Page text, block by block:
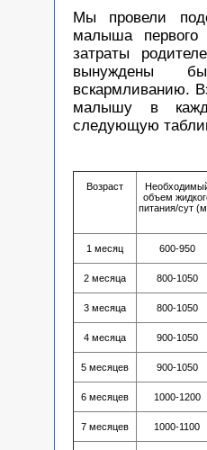
Мы провели
малыша
затраты
вынуждены
вскармливанию.
малышу в
следующую
Возраст
объем
питания/сут
1 месяц 600-950
2 месяца 800-1050
3 месяца 800-1050
4 месяца 900-1050
5 месяцев 900-1050
6 месяцев 1000-1200
7 месяцев 1000-1100